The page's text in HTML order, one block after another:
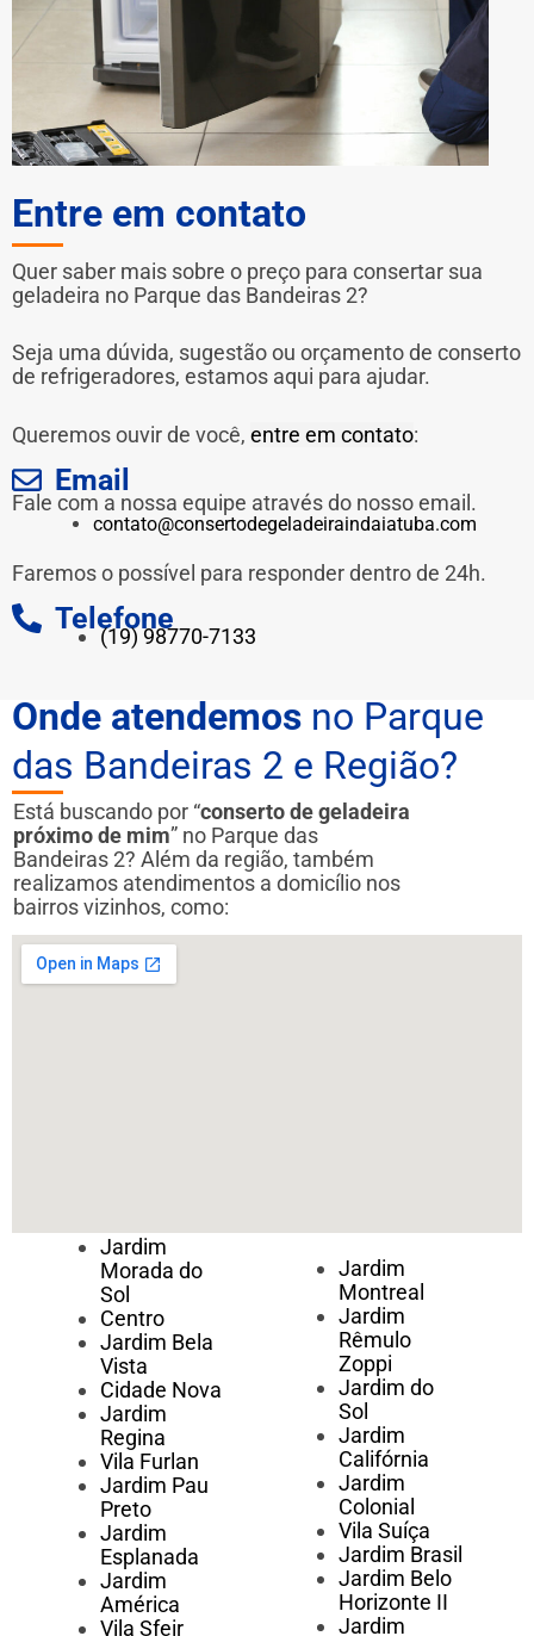
Entre em contato
Quer saber mais sobre o preço para consertar sua
geladeira no Parque das Bandeiras 2?
Seja uma dúvida, sugestão ou orçamento de conserto
de refrigeradores, estamos aqui para ajudar.
Queremos ouvir de você, entre em contato:
Email
Fale com a nossa equipe através do nosso email.
contato@consertodegeladeiraindaiatuba.com
Faremos o possível para responder dentro de 24h.
Telefone
(19) 98770-7133
Onde atendemos no Parque
das Bandeiras 2 e Região?
Está buscando por “conserto de geladeira
próximo de mim” no Parque das
Bandeiras 2? Além da região, também
realizamos atendimentos a domicílio nos
bairros vizinhos, como:
Jardim
Morada do
Sol
Centro
Jardim Bela
Vista
Cidade Nova
Jardim
Regina
Vila Furlan
Jardim Pau
Preto
Jardim
Esplanada
Jardim
América
Vila Sfeir
Jardim
Montreal
Jardim
Rêmulo
Zoppi
Jardim do
Sol
Jardim
Califórnia
Jardim
Colonial
Vila Suíça
Jardim Brasil
Jardim Belo
Horizonte II
Jardim